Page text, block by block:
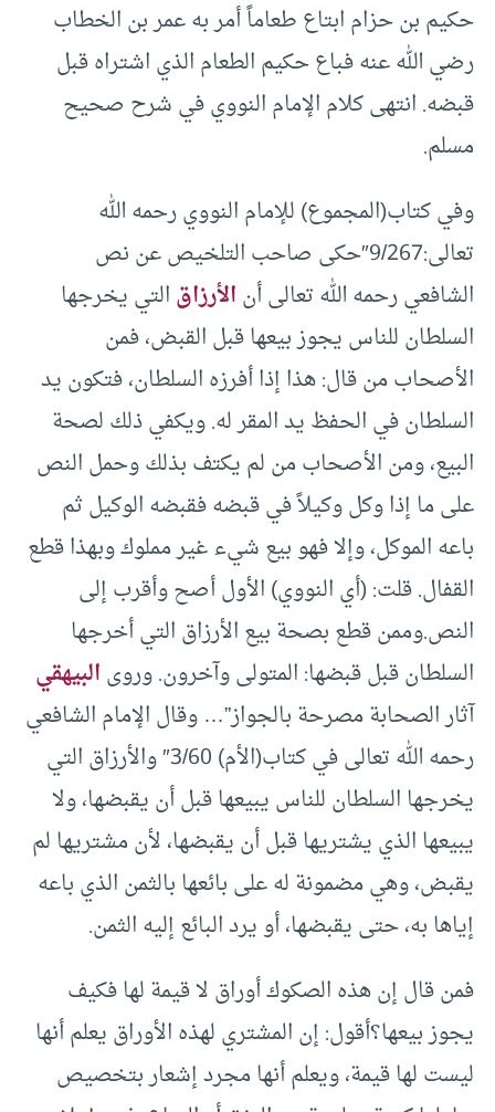
حكيم بن حزام ابتاع طعاماً أمر به عمر بن الخطاب
رضي الله عنه فباع حكيم الطعام الذي اشتراه قبل
قبضه. انتهى كلام الإمام النووي في شرح صحيح
مسلم.
وفي كتاب(المجموع) للإمام النووي رحمه الله
تعالى:9/267″حكى صاحب التلخيص عن نص
الشافعي رحمه الله تعالى أنالأرزاقالتي يخرجها
السلطان للناس يجوز بيعها قبل القبض، فمن
الأصحاب من قال: هذا إذا أفرزه السلطان، فتكون يد
السلطان في الحفظ يد المقر له. ويكفي ذلك لصحة
البيع، ومن الأصحاب من لم يكتف بذلك وحمل النص
على ما إذا وكل وكيلاً في قبضه فقبضه الوكيل ثم
باعه الموكل، وإلا فهو بيع شيء غير مملوك وبهذا قطع
القفال. قلت: (أي النووي) الأول أصح وأقرب إلى
النص.وممن قطع بصحة بيع الأرزاق التي أخرجها
السلطان قبل قبضها: المتولى وآخرون. وروىالبيهقي
آثار الصحابة مصرحة بالجواز”… وقال الإمام الشافعي
رحمه الله تعالى في كتاب(الأم) 3/60″ والأرزاق التي
يخرجها السلطان للناس يبيعها قبل أن يقبضها، ولا
يبيعها الذي يشتريها قبل أن يقبضها، لأن مشتريها لم
يقبض، وهي مضمونة له على بائعها بالثمن الذي باعه
إياها به، حتى يقبضها، أو يرد البائع إليه الثمن.
فمن قال إن هذه الصكوك أوراق لا قيمة لها فكيف
يجوز بيعها؟أقول: إن المشتري لهذه الأوراق يعلم أنها
ليست لها قيمة، ويعلم أنها مجرد إشعار بتخصيص